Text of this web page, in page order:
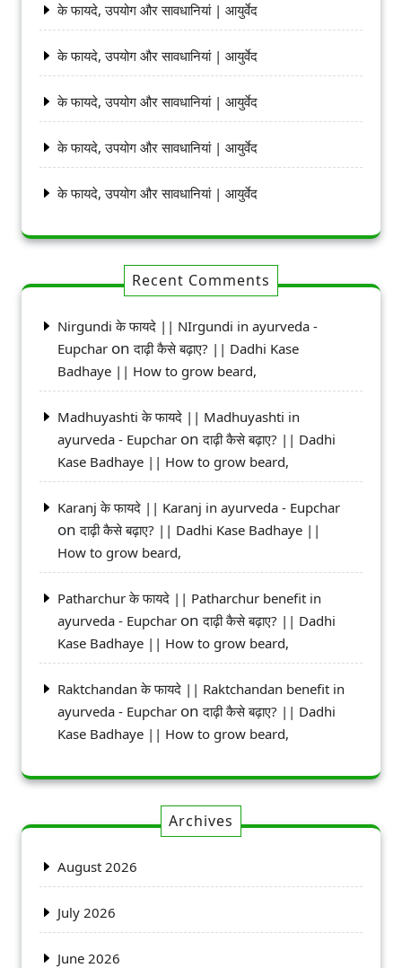
के फायदे, उपयोग और सावधानियां | आयुर्वेद
के फायदे, उपयोग और सावधानियां | आयुर्वेद
के फायदे, उपयोग और सावधानियां | आयुर्वेद
के फायदे, उपयोग और सावधानियां | आयुर्वेद
के फायदे, उपयोग और सावधानियां | आयुर्वेद
Recent Comments
Nirgundi के फायदे || NIrgundi in ayurveda -
Eupchar onदाढ़ी कैसे बढ़ाए? || Dadhi Kase
Badhaye || How to grow beard,
Madhuyashti के फायदे || Madhuyashti in
ayurveda - Eupchar onदाढ़ी कैसे बढ़ाए? || Dadhi
Kase Badhaye || How to grow beard,
Karanj के फायदे || Karanj in ayurveda - Eupchar
onदाढ़ी कैसे बढ़ाए? || Dadhi Kase Badhaye ||
How to grow beard,
Patharchur के फायदे || Patharchur benefit in
ayurveda - Eupchar onदाढ़ी कैसे बढ़ाए? || Dadhi
Kase Badhaye || How to grow beard,
Raktchandan के फायदे || Raktchandan benefit in
ayurveda - Eupchar onदाढ़ी कैसे बढ़ाए? || Dadhi
Kase Badhaye || How to grow beard,
Archives
August 2026
July 2026
June 2026